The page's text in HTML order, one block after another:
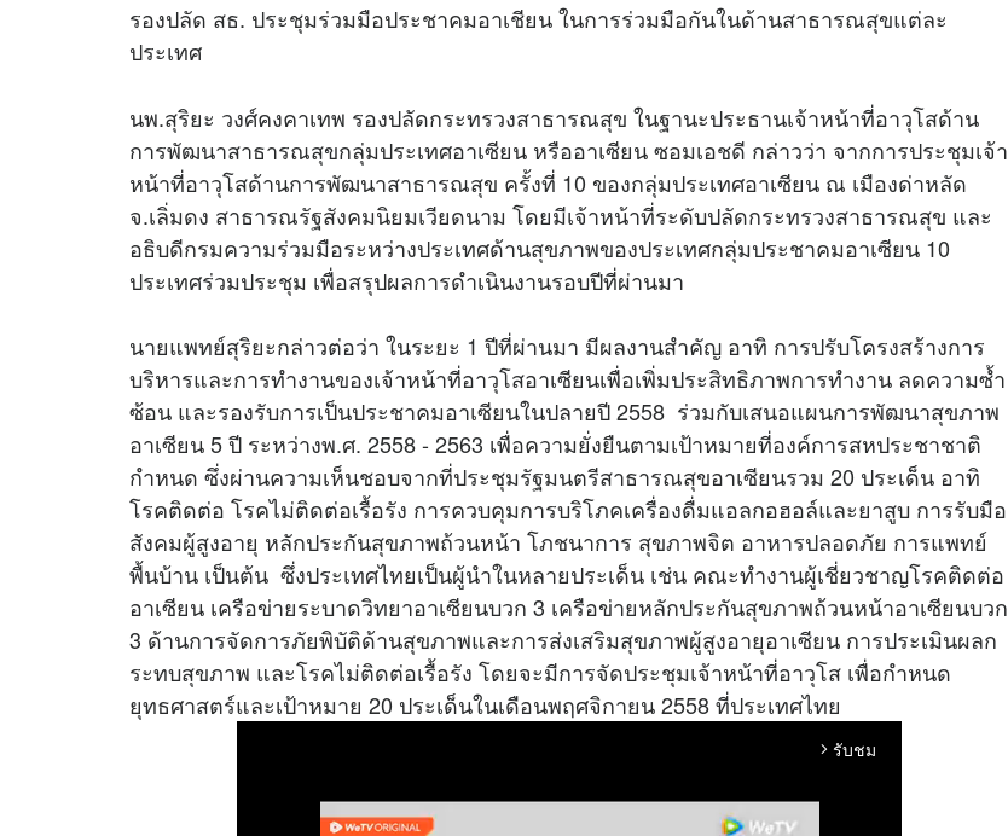
รองปลัด สธ. ประชุมร่วมมือประชาคมอาเชียน ในการร่วมมือกันในด้านสาธารณสุขแต่ละ
ประเทศ
นพ.สุริยะ วงศ์คงคาเทพ รองปลัดกระทรวงสาธารณสุข ในฐานะประธานเจ้าหน้าที่อาวุโสด้าน
การพัฒนาสาธารณสุขกลุ่มประเทศอาเซียน หรืออาเซียน ซอมเอชดี กล่าวว่า จากการประชุมเจ้า
หน้าที่อาวุโสด้านการพัฒนาสาธารณสุข ครั้งที่ 10 ของกลุ่มประเทศอาเซียน ณ เมืองด่าหลัด
จ.เลิ่มดง สาธารณรัฐสังคมนิยมเวียดนาม โดยมีเจ้าหน้าที่ระดับปลัดกระทรวงสาธารณสุข และ
อธิบดีกรมความร่วมมือระหว่างประเทศด้านสุขภาพของประเทศกลุ่มประชาคมอาเซียน 10
ประเทศร่วมประชุม เพื่อสรุปผลการดำเนินงานรอบปีที่ผ่านมา
นายแพทย์สุริยะกล่าวต่อว่า ในระยะ 1 ปีที่ผ่านมา มีผลงานสำคัญ อาทิ การปรับโครงสร้างการ
บริหารและการทำงานของเจ้าหน้าที่อาวุโสอาเซียนเพื่อเพิ่มประสิทธิภาพการทำงาน ลดความซ้ำ
ซ้อน และรองรับการเป็นประชาคมอาเซียนในปลายปี 2558 ร่วมกับเสนอแผนการพัฒนาสุขภาพ
อาเซียน 5 ปี ระหว่างพ.ศ. 2558 - 2563 เพื่อความยั่งยืนตามเป้าหมายที่องค์การสหประชาชาติ
กำหนด ซึ่งผ่านความเห็นชอบจากที่ประชุมรัฐมนตรีสาธารณสุขอาเซียนรวม 20 ประเด็น อาทิ
โรคติดต่อ โรคไม่ติดต่อเรื้อรัง การควบคุมการบริโภคเครื่องดื่มแอลกอฮอล์และยาสูบ การรับมือ
สังคมผู้สูงอายุ หลักประกันสุขภาพถ้วนหน้า โภชนาการ สุขภาพจิต อาหารปลอดภัย การแพทย์
พื้นบ้าน เป็นต้น ซึ่งประเทศไทยเป็นผู้นำในหลายประเด็น เช่น คณะทำงานผู้เชี่ยวชาญโรคติดต่อ
อาเซียน เครือข่ายระบาดวิทยาอาเซียนบวก 3 เครือข่ายหลักประกันสุขภาพถ้วนหน้าอาเซียนบวก
3 ด้านการจัดการภัยพิบัติด้านสุขภาพและการส่งเสริมสุขภาพผู้สูงอายุอาเซียน การประเมินผลก
ระทบสุขภาพ และโรคไม่ติดต่อเรื้อรัง โดยจะมีการจัดประชุมเจ้าหน้าที่อาวุโส เพื่อกำหนด
ยุทธศาสตร์และเป้าหมาย 20 ประเด็นในเดือนพฤศจิกายน 2558 ที่ประเทศไทย
arrow_forward_ios รับชม